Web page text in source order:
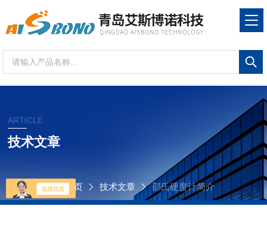
ARTICLE
技术文章
当前位置： 首页 技术文章 邵氏硬度计简介